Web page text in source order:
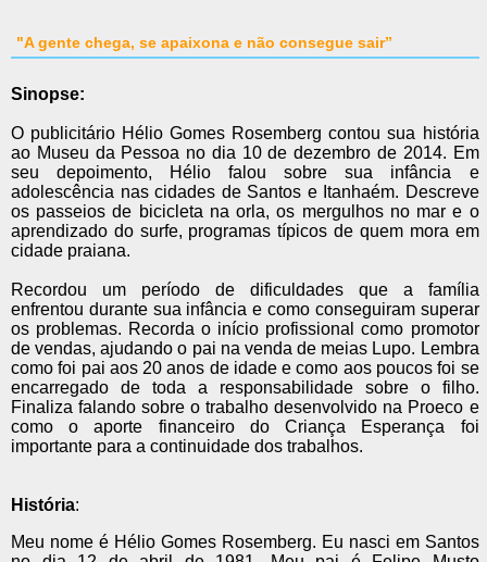
"A gente chega, se apaixona e não consegue sair”
Sinopse:
O publicitário Hélio Gomes Rosemberg contou sua história
ao Museu da Pessoa no dia 10 de dezembro de 2014. Em
seu depoimento, Hélio falou sobre sua infância e
adolescência nas cidades de Santos e Itanhaém. Descreve
os passeios de bicicleta na orla, os mergulhos no mar e o
aprendizado do surfe, programas típicos de quem mora em
cidade praiana.
Recordou um período de dificuldades que a família
enfrentou durante sua infância e como conseguiram superar
os problemas. Recorda o início profissional como promotor
de vendas, ajudando o pai na venda de meias Lupo. Lembra
como foi pai aos 20 anos de idade e como aos poucos foi se
encarregado de toda a responsabilidade sobre o filho.
Finaliza falando sobre o trabalho desenvolvido na Proeco e
como o aporte financeiro do Criança Esperança foi
importante para a continuidade dos trabalhos.
História:
Meu nome é Hélio Gomes Rosemberg. Eu nasci em Santos